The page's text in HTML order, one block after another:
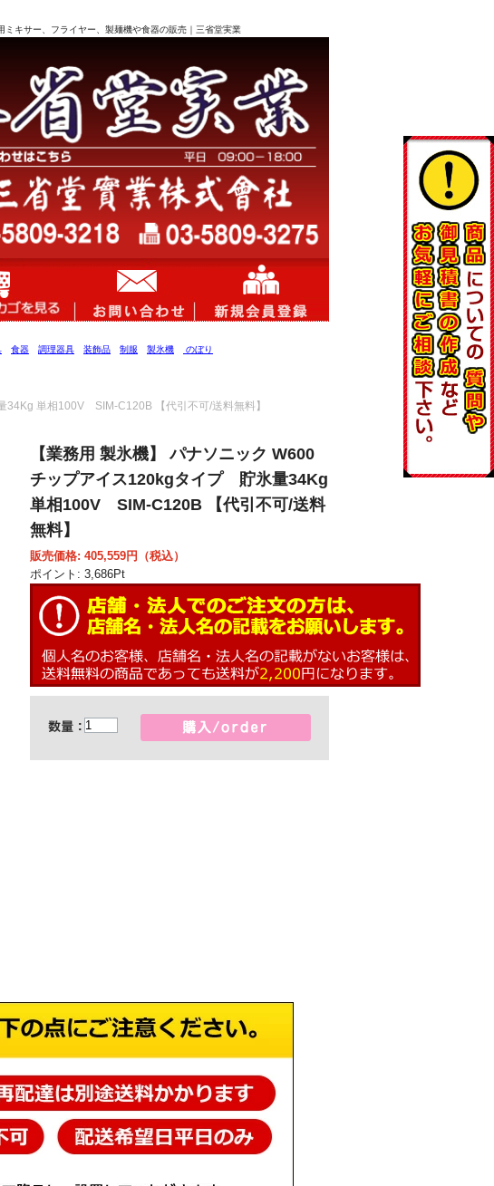
キサー、フライヤー、製麺機や食器の販売｜三省堂実業
食器 調理器具 装飾品 制服 製氷機 のぼり
単相100V SIM-C120B 【代引不可/送料無料】
【業務用 製氷機】 パナソニック W600
チップアイス120kgタイプ 貯氷量34Kg
単相100V SIM-C120B 【代引不可/送料
無料】
販売価格: 405,559円（税込）
ポイント: 3,686Pt